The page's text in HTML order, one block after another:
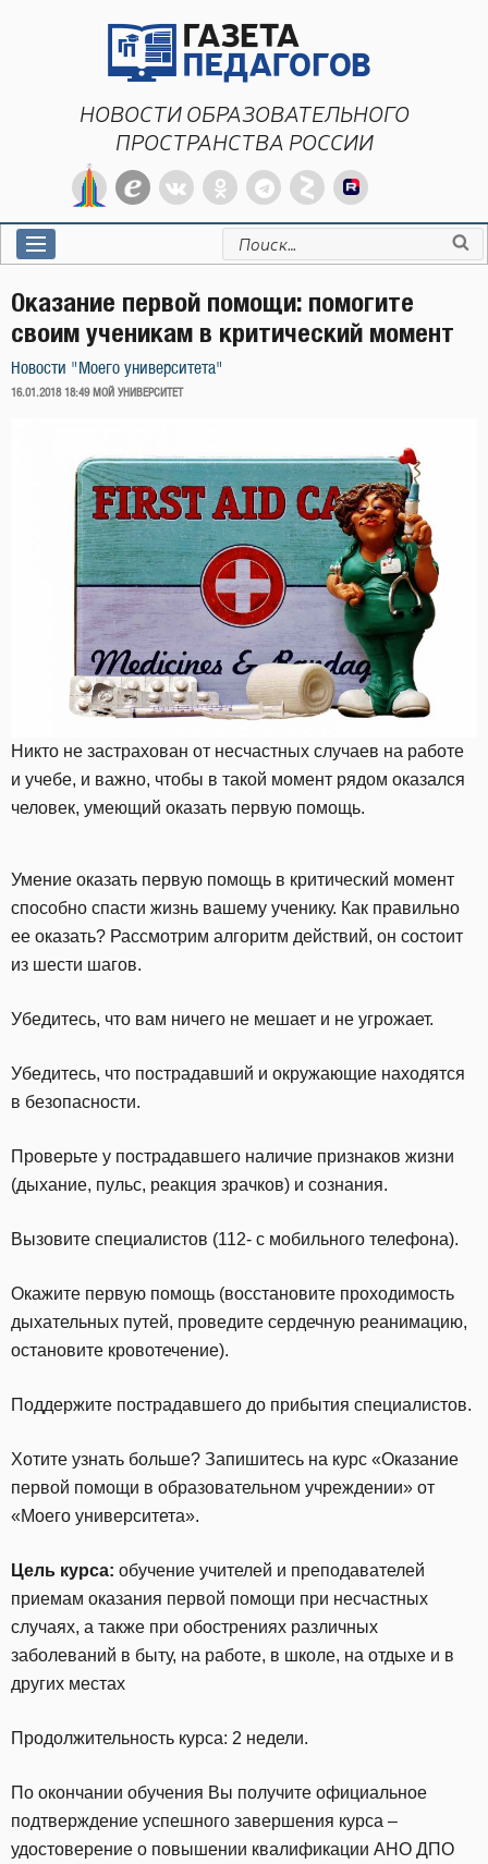
НОВОСТИ ОБРАЗОВАТЕЛЬНОГО
ПРОСТРАНСТВА РОССИИ
Искать:
Оказание первой помощи: помогите
своим ученикам в критический момент
Новости "Моего университета"
ОПУБЛИКОВАНО
16.01.2018 18:49 МОЙ УНИВЕРСИТЕТ
Никто не застрахован от несчастных случаев на работе
и учебе, и важно, чтобы в такой момент рядом оказался
человек, умеющий оказать первую помощь.
Умение оказать первую помощь в критический момент
способно спасти жизнь вашему ученику. Как правильно
ее оказать? Рассмотрим алгоритм действий, он состоит
из шести шагов.
Убедитесь, что вам ничего не мешает и не угрожает.
Убедитесь, что пострадавший и окружающие находятся
в безопасности.
Проверьте у пострадавшего наличие признаков жизни
(дыхание, пульс, реакция зрачков) и сознания.
Вызовите специалистов (112- с мобильного телефона).
Окажите первую помощь (восстановите проходимость
дыхательных путей, проведите сердечную реанимацию,
остановите кровотечение).
Поддержите пострадавшего до прибытия специалистов.
Хотите узнать больше? Запишитесь на курс «Оказание
первой помощи в образовательном учреждении» от
«Моего университета».
Цель курса: обучение учителей и преподавателей
приемам оказания первой помощи при несчастных
случаях, а также при обострениях различных
заболеваний в быту, на работе, в школе, на отдыхе и в
других местах
Продолжительность курса: 2 недели.
По окончании обучения Вы получите официальное
подтверждение успешного завершения курса –
удостоверение о повышении квалификации АНО ДПО